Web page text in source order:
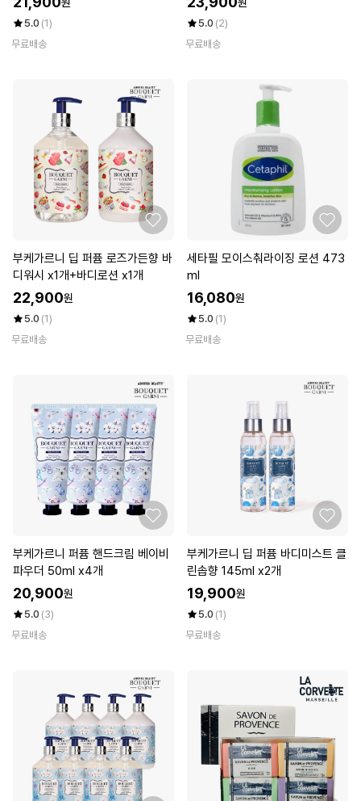
5.0 (1)
무료배송
5.0 (2)
무료배송
부케가르니 딥 퍼퓸 로즈가든향 바
디워시 x1개+바디로션 x1개
22,900원
5.0 (1)
무료배송
세타필 모이스춰라이징 로션 473
ml
16,080원
5.0 (1)
무료배송
부케가르니 퍼퓸 핸드크림 베이비
파우더 50ml x4개
20,900원
5.0 (3)
무료배송
부케가르니 딥 퍼퓸 바디미스트 클
린솝향 145ml x2개
19,900원
5.0 (1)
무료배송